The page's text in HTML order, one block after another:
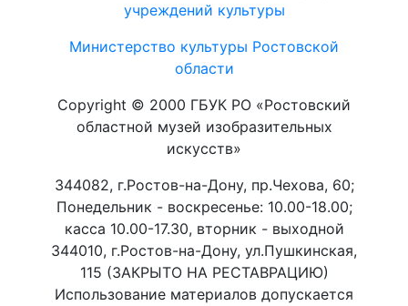
учреждений культуры
Министерство культуры Ростовской
области
Copyright © 2000 ГБУК РО «Ростовский
областной музей изобразительных
искусств»
344082, г.Ростов-на-Дону, пр.Чехова, 60;
Понедельник - воскресенье: 10.00-18.00;
касса 10.00-17.30, вторник - выходной
344010, г.Ростов-на-Дону, ул.Пушкинская,
115 (ЗАКРЫТО НА РЕСТАВРАЦИЮ)
Использование материалов допускается